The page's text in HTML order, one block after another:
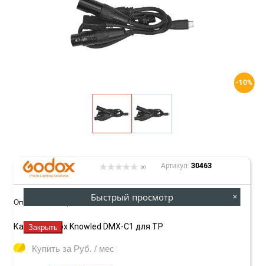
-10%
(0) Артикул: 30463
Описание товара:
Кабель Godox Knowled DMX-C1 для TP
Купить за Руб. / мес
Быстрый просмотр ×
Закрыть